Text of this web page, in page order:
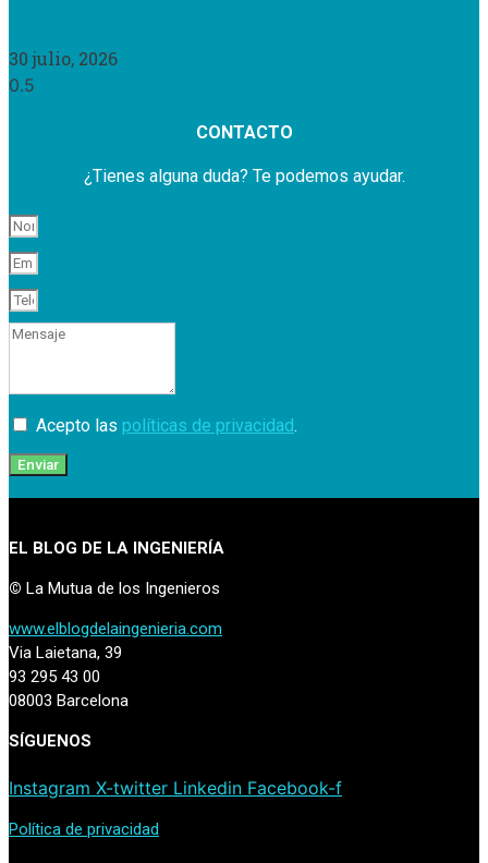
30 julio, 2026
CONTACTO
¿Tienes alguna duda? Te podemos ayudar.
Acepto las políticas de privacidad.
Enviar
EL BLOG DE LA INGENIERÍA
© La Mutua de los Ingenieros
www.elblogdelaingenieria.com
Via Laietana, 39
93 295 43 00
08003 Barcelona
SÍGUENOS
Instagram X-twitter Linkedin Facebook-f
Política de privacidad